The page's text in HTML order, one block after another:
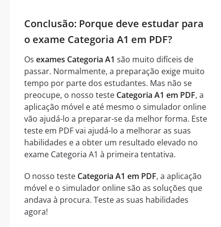
Conclusão: Porque deve estudar para
o exame Categoria A1 em PDF?
Os exames Categoria A1 são muito difíceis de
passar. Normalmente, a preparação exige muito
tempo por parte dos estudantes. Mas não se
preocupe, o nosso teste Categoria A1 em PDF, a
aplicação móvel e até mesmo o simulador online
vão ajudá-lo a preparar-se da melhor forma. Este
teste em PDF vai ajudá-lo a melhorar as suas
habilidades e a obter um resultado elevado no
exame Categoria A1 à primeira tentativa.
O nosso teste Categoria A1 em PDF, a aplicação
móvel e o simulador online são as soluções que
andava à procura. Teste as suas habilidades
agora!